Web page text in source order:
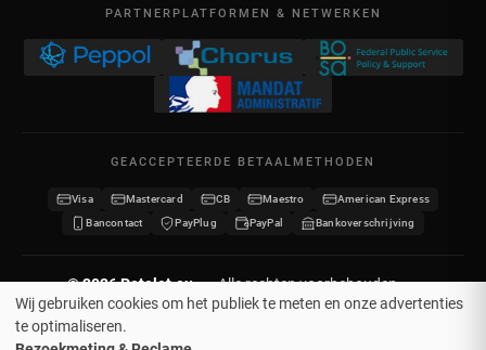
09:00 – 17:00
BTW BE 0641.740.320 - RPR Luik
Privacybeleid
Mijn creditnota's
Mijn kortingsbonnen
Word verdeler
PARTNERPLATFORMEN & NETWERKEN
GEACCEPTEERDE BETAALMETHODEN
Visa Mastercard CB Maestro
American Express
Bancontact
PayPlug PayPal Bankoverschrijving
© 2026 Potelet.eu · Alle rechten voorbehouden ·
Geregistreerd merk nr. 1442676
Wij gebruiken cookies om het publiek te meten en onze advertenties
te optimaliseren.